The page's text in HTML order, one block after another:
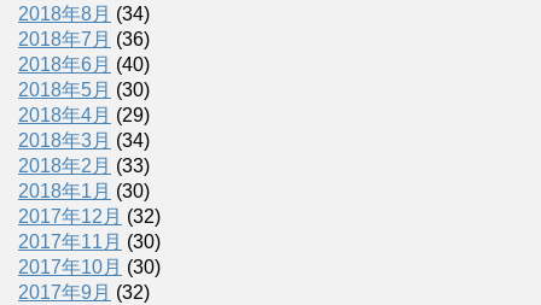
2018年8月 (34)
2018年7月 (36)
2018年6月 (40)
2018年5月 (30)
2018年4月 (29)
2018年3月 (34)
2018年2月 (33)
2018年1月 (30)
2017年12月 (32)
2017年11月 (30)
2017年10月 (30)
2017年9月 (32)